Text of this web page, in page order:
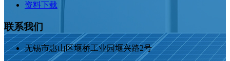
资料下载
联系我们
无锡市惠山区堰桥工业园堰兴路2号